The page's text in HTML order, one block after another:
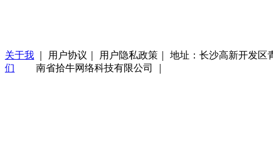
关于我
们
｜ 用户协议｜ 用户隐私政策｜ 地址：长沙高新开发
南省拾牛网络科技有限公司 ｜